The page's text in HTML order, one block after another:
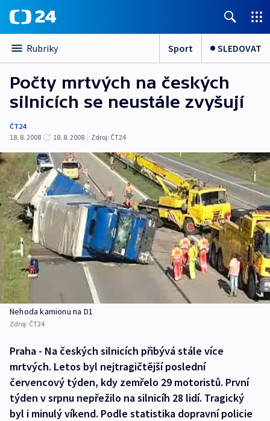
Rubriky Sport SLEDOVAT
Počty mrtvých na českých
silnicích se neustále zvyšují
ČT24
18. 8. 2008
18. 8. 2008 | Zdroj: ČT24
Nehoda kamionu na D1
Zdroj: ČT24
Praha - Na českých silnicích přibývá stále více
mrtvých. Letos byl nejtragičtější poslední
červencový týden, kdy zemřelo 29 motoristů. První
týden v srpnu nepřežilo na silnicíh 28 lidí. Tragický
byl i minulý víkend. Podle statistika dopravní policie